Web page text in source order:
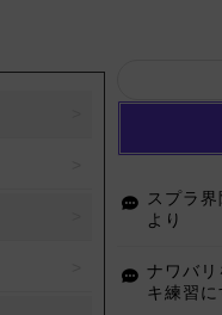
スプラ
より
ナワバ
キ練習